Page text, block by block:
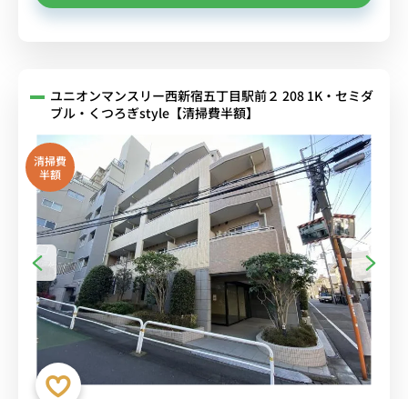
ユニオンマンスリー西新宿五丁目駅前２ 208 1K・セミダ
ブル・くつろぎstyle【清掃費半額】
清掃費
半額